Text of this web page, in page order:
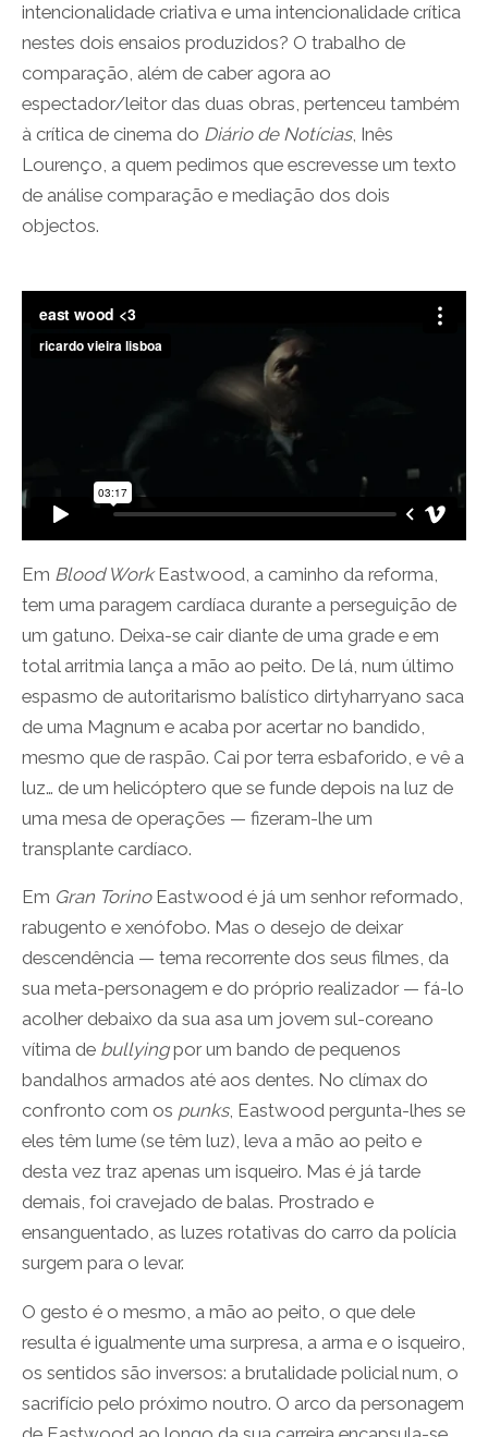
intencionalidade criativa e uma intencionalidade crítica
nestes dois ensaios produzidos? O trabalho de
comparação, além de caber agora ao
espectador/leitor das duas obras, pertenceu também
à crítica de cinema do Diário de Notícias, Inês
Lourenço, a quem pedimos que escrevesse um texto
de análise comparação e mediação dos dois
objectos.
Em Blood WorkEastwood, a caminho da reforma,
tem uma paragem cardíaca durante a perseguição de
um gatuno. Deixa-se cair diante de uma grade e em
total arritmia lança a mão ao peito. De lá, num último
espasmo de autoritarismo balístico dirtyharryano saca
de uma Magnum e acaba por acertar no bandido,
mesmo que de raspão. Cai por terra esbaforido, e vê a
luz… de um helicóptero que se funde depois na luz de
uma mesa de operações — fizeram-lhe um
transplante cardíaco.
Em Gran TorinoEastwood é já um senhor reformado,
rabugento e xenófobo. Mas o desejo de deixar
descendência — tema recorrente dos seus filmes, da
sua meta-personagem e do próprio realizador — fá-lo
acolher debaixo da sua asa um jovem sul-coreano
vítima de bullyingpor um bando de pequenos
bandalhos armados até aos dentes. No clímax do
confronto com os punks, Eastwood pergunta-lhes se
eles têm lume (se têm luz), leva a mão ao peito e
desta vez traz apenas um isqueiro. Mas é já tarde
demais, foi cravejado de balas. Prostrado e
ensanguentado, as luzes rotativas do carro da polícia
surgem para o levar.
O gesto é o mesmo, a mão ao peito, o que dele
resulta é igualmente uma surpresa, a arma e o isqueiro,
os sentidos são inversos: a brutalidade policial num, o
sacrifício pelo próximo noutro. O arco da personagem